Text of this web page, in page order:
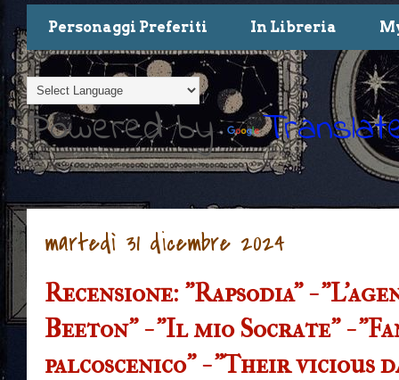
Personaggi Preferiti In Libreria
Powered by
martedì 31 dicembre 2024
Recensione: "Rapsodia" -
Beeton" - "Il mio Socrate" -
palcoscenico" - "Their vicious